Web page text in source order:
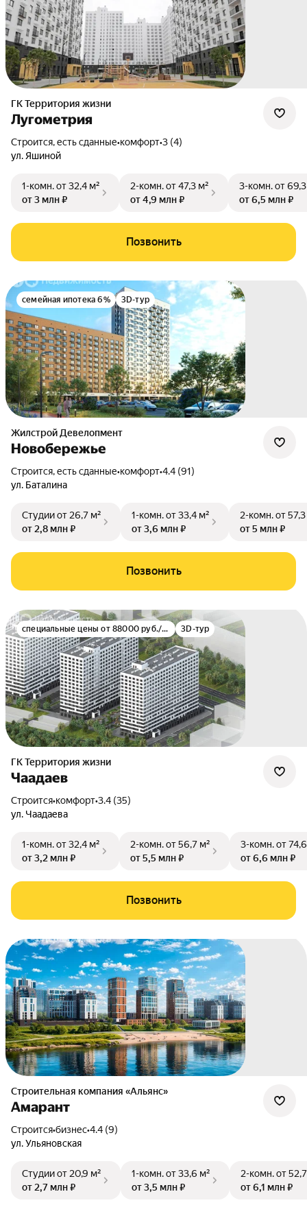
ГК Территория жизни
Лугометрия
Строится, есть сданные•комфорт•3 (4)
ул. Яшиной
1-комн.от 32,4 м²
от 3 млн ₽
2-комн.от 47,3 м²
от 4,9 млн ₽
3-комн.от
от 6,5 млн ₽
Позвонить
семейная ипотека 6% 3D-тур
Жилстрой Девелопмент
Новобережье
Строится, есть сданные•комфорт•4.4 (91)
ул. Баталина
Студииот 26,7 м²
от 2,8 млн ₽
1-комн.от 33,4 м²
от 3,6 млн ₽
2-комн.от
от 5 млн ₽
Позвонить
специальные цены от 88000 руб./м² 3D-тур
ГК Территория жизни
Чаадаев
Строится•комфорт•3.4 (35)
ул. Чаадаева
1-комн.от 32,4 м²
от 3,2 млн ₽
2-комн.от 56,7 м²
от 5,5 млн ₽
3-комн.от
от 6,6 млн ₽
Позвонить
Строительная компания «Альянс»
Амарант
Строится•бизнес•4.4 (9)
ул. Ульяновская
Студииот 20,9 м²
от 2,7 млн ₽
1-комн.от 33,6 м²
от 3,5 млн ₽
2-комн.от
от 6,1 млн ₽